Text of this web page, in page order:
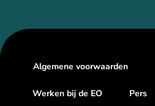
Algemene voorwaarden
Werken bij de EO Pers